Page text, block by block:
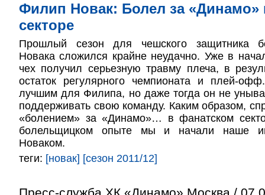
Филип Новак: Болел за «Динамо»
секторе
Прошлый сезон для чешского защитника
Новака сложился крайне неудачно. Уже в
чех получил серьезную травму плеча, в
остаток регулярного чемпионата и плей-
лучшим для Филипа, но даже тогда он не
поддерживать свою команду. Каким образом,
«болением» за «Динамо»… в фанатском
болельщицком опыте мы и начали наше
Новаком.
теги: [новак] [сезон 2011/12]